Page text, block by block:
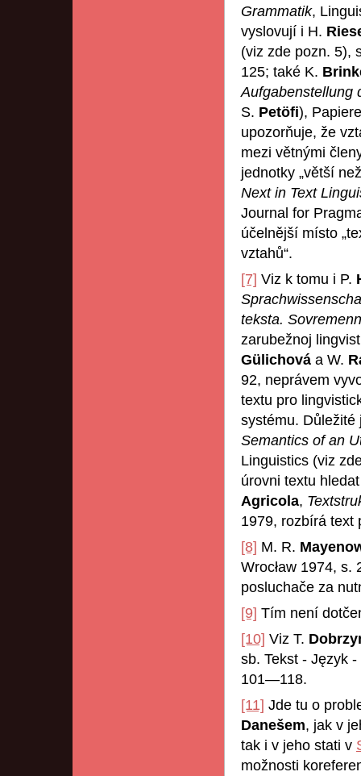
Grammatik,
vyslovují i H.
(viz zde pozn. 5),
125; také K.
Aufgabenstellung
S. Petöfi),
upozorňuje, že
mezi větnými
jednotky „větší
Next in Text
Journal for
účelnější místo
vztahů“.
[7] Viz k tomu i P.
teksta.
zarubežnoj
Gülichová a W.
92, neprávem
textu pro
systému.
Semantics of an
Linguistics (viz
úrovni textu
Agricola,
1979, rozbírá text
[8] M. R.
Wrocław 1974,
posluchače za
[9] Tím není
[10] Viz T.
sb. Tekst - Język
101—118.
[11] Jde tu o
Danešem, jak v
tak i v jeho stati v
možnosti